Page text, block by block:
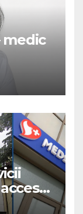
medic